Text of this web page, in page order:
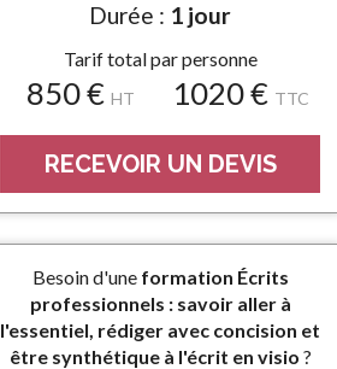
Durée : 1 jour
Tarif total par personne
850 € HT 1020 € TTC
RECEVOIR UN DEVIS
Besoin d'une formation Écrits
professionnels : savoir aller à
l'essentiel, rédiger avec concision et
être synthétique à l'écrit en visio ?